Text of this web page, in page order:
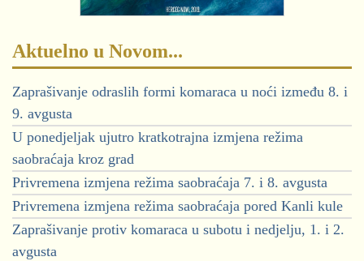
Aktuelno u Novom...
Zaprašivanje odraslih formi komaraca u noći između 8. i
9. avgusta
U ponedjeljak ujutro kratkotrajna izmjena režima
saobraćaja kroz grad
Privremena izmjena režima saobraćaja 7. i 8. avgusta
Privremena izmjena režima saobraćaja pored Kanli kule
Zaprašivanje protiv komaraca u subotu i nedjelju, 1. i 2.
avgusta